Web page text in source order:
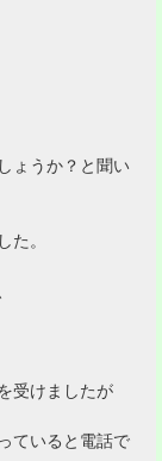
ょうか？と聞い
た。
受けましたが
ていると電話で